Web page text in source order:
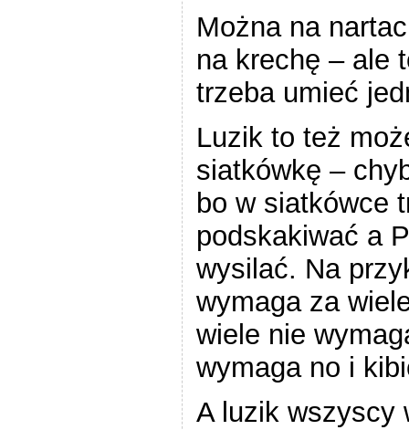
Można na
na krechę – ale
trzeba umieć
Luzik to też
siatkówkę –
bo w siatkówce
podskakiwać a
wysilać. Na
wymaga za
wiele nie
wymaga no i
A luzik wszyscy